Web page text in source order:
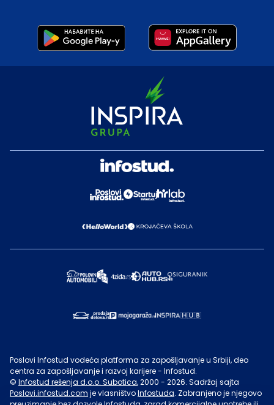
Poslovi Infostud vodeća platforma za zapošljavanje u Srbiji, deo
centra za zapošljavanje i razvoj karijere - Infostud.
© Infostud rešenja d.o.o. Subotica, 2000 - 2026. Sadržaj sajta
Poslovi.infostud.com je vlasništvoInfostuda. Zabranjeno je njegovo